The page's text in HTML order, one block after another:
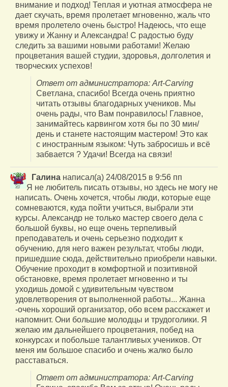
внимание и подход! Теплая и уютная атмосфера не
дает скучать, время пролетает мгновенно, жаль что
время пролетело очень быстро! Надеюсь, что еще
увижу и Жанну и Александра! С радостью буду
следить за вашими новыми работами! Желаю
процветания вашей студии, здоровья, долголетия и
творческих успехов!
Ответ от администратора: Art-Carving
Светлана, спасибо! Всегда очень приятно
читать отзывы благодарных учеников. Мы
очень рады, что Вам понравилось! Главное,
занимайтесь карвингом хотя бы по 30 мин/
день и станете настоящим мастером! Это как
с иностранным языком: Чуть забросишь и всё
забвается ? Удачи! Всегда на связи!
Галина написал(а) 24/08/2015 в 9:56 пп
Я не любитель писать отзывы, но здесь не могу не
написать. Очень хочется, чтобы люди, которые еще
сомневаются, куда пойти учиться, выбрали эти
курсы. Александр не только мастер своего дела с
большой буквы, но еще очень терпеливый
преподаватель и очень серьезно подходит к
обучению, для него важен результат, чтобы люди,
пришедшие сюда, действительно приобрели навыки.
Обучение проходит в комфортной и позитивной
обстановке, время пролетает мгновенно и ты
уходишь домой с удивительным чувством
удовлетворения от выполненной работы... Жанна
-очень хороший организатор, обо всем расскажет и
напомнит. Они большие молодцы и трудоголики. Я
желаю им дальнейшего процветания, побед на
конкурсах и побольше талантливых учеников. От
меня им большое спасибо и очень жалко было
расставаться.
Ответ от администратора: Art-Carving